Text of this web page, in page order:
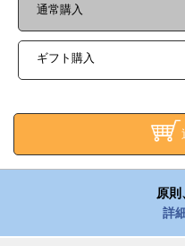
通常購入
ギフト購入
原則
詳